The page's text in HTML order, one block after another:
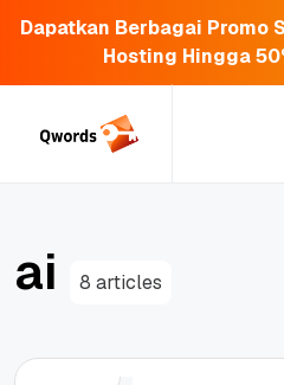
Dapatkan Berbagai Promo
Hosting Hingga
ai 8 articles